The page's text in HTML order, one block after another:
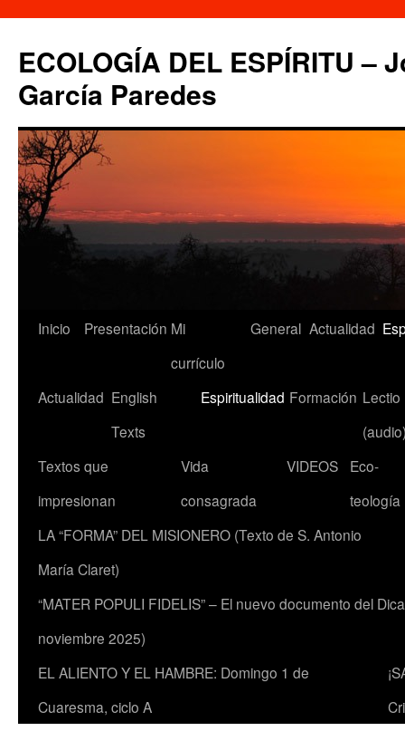
contenido
ECOLOGÍA DEL ESPÍRITU –
García Paredes
Inicio Presentación Mi
currículo
General Actualidad
Actualidad English
Texts
Espiritualidad Formación Lectio
Textos que
impresionan
Vida
consagrada
VIDEOS
Eco-
teología
LA “FORMA” DEL MISIONERO (Texto de S. Antonio
María Claret)
“MATER POPULI FIDELIS” – El nuevo documento del
noviembre 2025)
EL ALIENTO Y EL HAMBRE: Domingo 1 de
Cuaresma, ciclo A